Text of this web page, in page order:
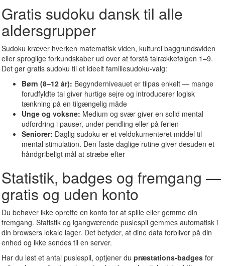
Gratis sudoku dansk til alle
aldersgrupper
Sudoku kræver hverken matematisk viden, kulturel baggrundsviden
eller sproglige forkundskaber ud over at forstå talrækkefølgen 1–9.
Det gør gratis sudoku til et ideelt familiesudoku-valg:
Børn (8–12 år): Begynderniveauet er tilpas enkelt — mange
forudfyldte tal giver hurtige sejre og introducerer logisk
tænkning på en tilgængelig måde
Unge og voksne: Medium og svær giver en solid mental
udfordring i pauser, under pendling eller på ferien
Seniorer: Daglig sudoku er et veldokumenteret middel til
mental stimulation. Den faste daglige rutine giver desuden et
håndgribeligt mål at stræbe efter
Statistik, badges og fremgang —
gratis og uden konto
Du behøver ikke oprette en konto for at spille eller gemme din
fremgang. Statistik og igangværende puslespil gemmes automatisk i
din browsers lokale lager. Det betyder, at dine data forbliver på din
enhed og ikke sendes til en server.
Har du løst et antal puslespil, optjener du præstations-badges for